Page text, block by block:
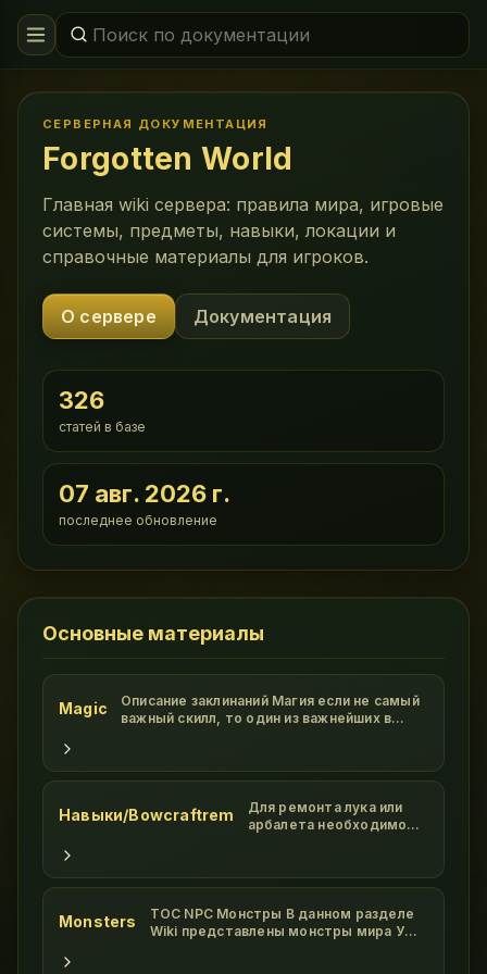
СЕРВЕРНАЯ ДОКУМЕНТАЦИЯ
Forgotten World
Главная wiki сервера: правила мира, игровые
системы, предметы, навыки, локации и
справочные материалы для игроков.
О сервере Документация
326
статей в базе
07 авг. 2026 г.
последнее обновление
Основные материалы
Magic
Описание заклинаний Магия если не самый
важный скилл, то один из важнейших в
гора забот упадет с ваших плеч! Все
делятся на 8 кругов, в каждом круг
Навыки/Bowcraftrem
Для ремонта лука или
арбалета необходимо
руки даггер и таргетом
арбалет. Ресурсы с пака
исчезнут,общая
Monsters
TOC NPC Монстры В данном разделе
Wiki представлены монстры мира УО,